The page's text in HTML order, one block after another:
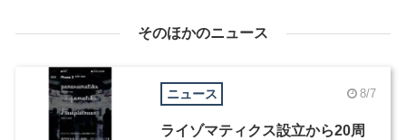
そのほかのニュース
ニュース 8/7
ライゾマティクス設立から20周